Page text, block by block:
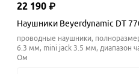
22 190 ₽
Наушники Beyerdynamic DT
проводные наушники,
6.3 мм, mini jack 3.5 мм, диапазон
Ом